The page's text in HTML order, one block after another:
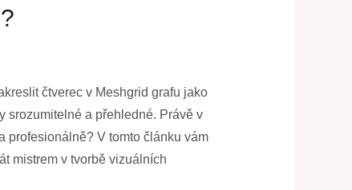
čtverec v Meshgrid grafu jako
srozumitelné a přehledné. Právě v
profesionálně? V tomto článku vám
mistrem v tvorbě vizuálních